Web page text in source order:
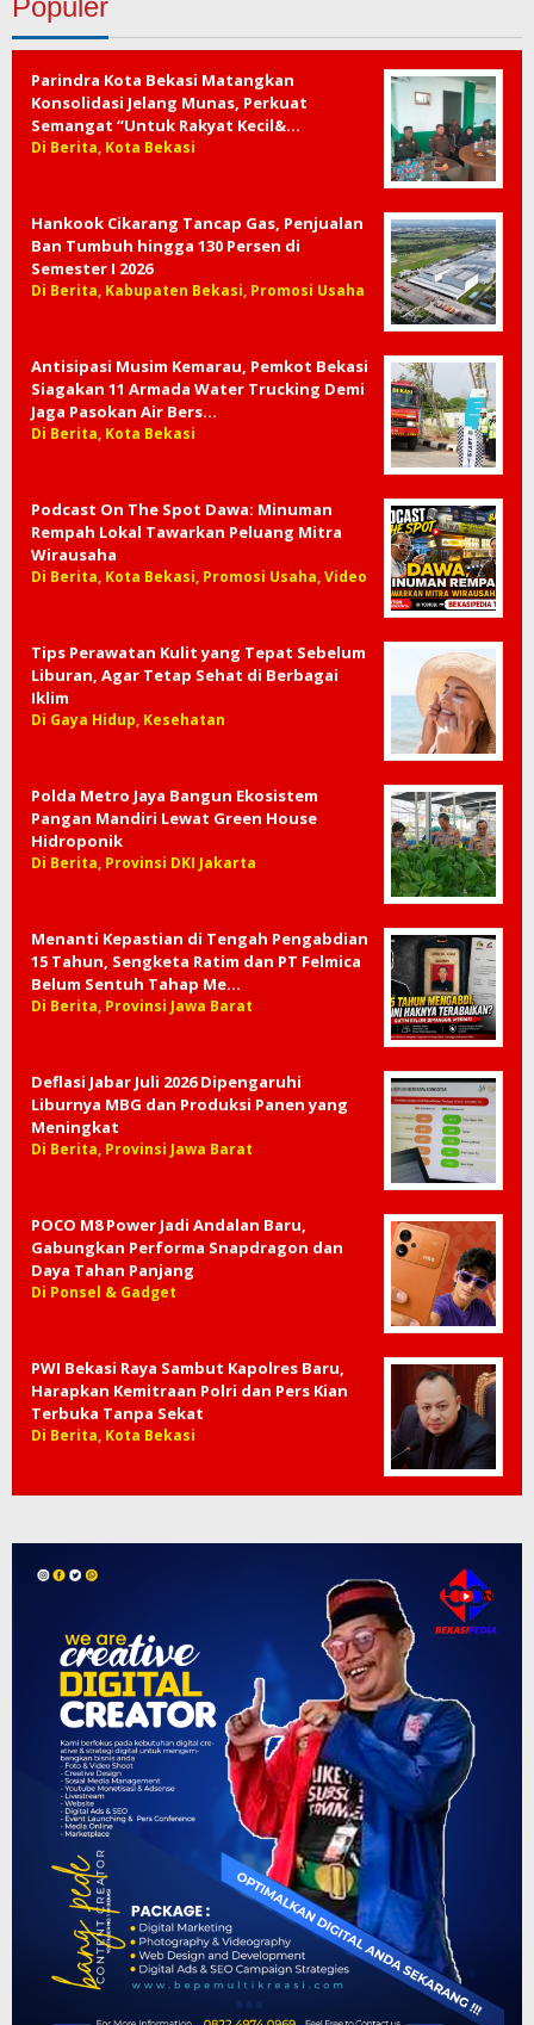
Parindra Kota Bekasi Matangkan
Konsolidasi Jelang Munas, Perkuat
Semangat “Untuk Rakyat Kecil&…
Di Berita, Kota Bekasi
Hankook Cikarang Tancap Gas, Penjualan
Ban Tumbuh hingga 130 Persen di
Semester I 2026
Di Berita, Kabupaten Bekasi, Promosi Usaha
Antisipasi Musim Kemarau, Pemkot Bekasi
Siagakan 11 Armada Water Trucking Demi
Jaga Pasokan Air Bers…
Di Berita, Kota Bekasi
Podcast On The Spot Dawa: Minuman
Rempah Lokal Tawarkan Peluang Mitra
Wirausaha
Di Berita, Kota Bekasi, Promosi Usaha, Video
Tips Perawatan Kulit yang Tepat Sebelum
Liburan, Agar Tetap Sehat di Berbagai
Iklim
Di Gaya Hidup, Kesehatan
Polda Metro Jaya Bangun Ekosistem
Pangan Mandiri Lewat Green House
Hidroponik
Di Berita, Provinsi DKI Jakarta
Menanti Kepastian di Tengah Pengabdian
15 Tahun, Sengketa Ratim dan PT Felmica
Belum Sentuh Tahap Me…
Di Berita, Provinsi Jawa Barat
Deflasi Jabar Juli 2026 Dipengaruhi
Liburnya MBG dan Produksi Panen yang
Meningkat
Di Berita, Provinsi Jawa Barat
POCO M8 Power Jadi Andalan Baru,
Gabungkan Performa Snapdragon dan
Daya Tahan Panjang
Di Ponsel & Gadget
PWI Bekasi Raya Sambut Kapolres Baru,
Harapkan Kemitraan Polri dan Pers Kian
Terbuka Tanpa Sekat
Di Berita, Kota Bekasi